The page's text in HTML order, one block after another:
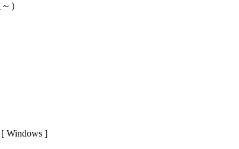
）
Windows ]